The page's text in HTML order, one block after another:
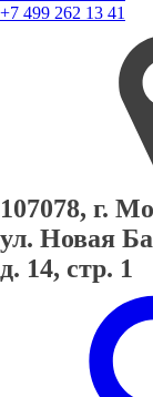
+7 499 262 13 41
107078, г.
ул. Новая
д. 14, стр. 1